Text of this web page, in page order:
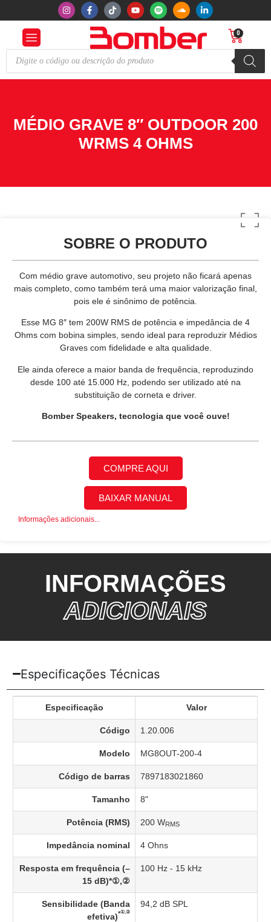
0
MÉDIO GRAVE 8″ OUTDOOR 200
WRMS 4 OHMS
SOBRE O PRODUTO
Com médio grave automotivo, seu projeto não ficará apenas
mais completo, como também terá uma maior valorização final,
pois ele é sinônimo de potência.
Esse MG 8″ tem 200W RMS de potência e impedância de 4
Ohms com bobina simples, sendo ideal para reproduzir Médios
Graves com fidelidade e alta qualidade.
Ele ainda oferece a maior banda de frequência, reproduzindo
desde 100 até 15.000 Hz, podendo ser utilizado até na
substituição de corneta e driver.
Bomber Speakers, tecnologia que você ouve!
COMPRE AQUI
BAIXAR MANUAL
Informações adicionais...
INFORMAÇÕES
ADICIONAIS
Especificações Técnicas
Especificação Valor
Código 1.20.006
Modelo MG8OUT-200-4
Código de barras 7897183021860
Tamanho 8"
Potência (RMS) 200 WRMS
Impedância nominal 4 Ohns
Resposta em frequência (–
15 dB)*①,②
100 Hz - 15 kHz
Sensibilidade (Banda
efetiva)*①,②
94,2 dB SPL